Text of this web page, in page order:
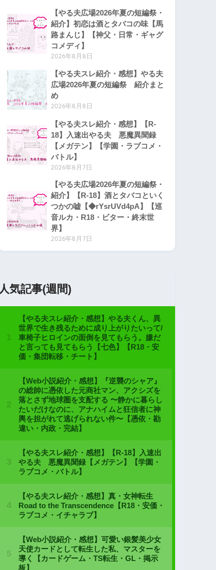
【やる夫広場2026年夏の短編祭・
紹介】初恋は酒とタバコの味【馬
路まんじ】【神父・日常・ギャグ
コメディ】
2026年8月8日
【やる夫スレ紹介・感想】やる夫
広場2026年夏の短編祭 紹介まと
め
2026年8月8日
【やる夫スレ紹介・感想】【R-
18】入速出やる夫 悪魔異聞録
【メガテン】【学園・ラブコメ・
バトル】
2026年8月7日
【やる夫広場2026年夏の短編祭・
紹介】【R-18】酒とタバコといく
つかの嘘【◆rYsrUVd4pA】【巡
音ルカ・R18・ビター・終末世
界】
2026年8月7日
人気記事(週間)